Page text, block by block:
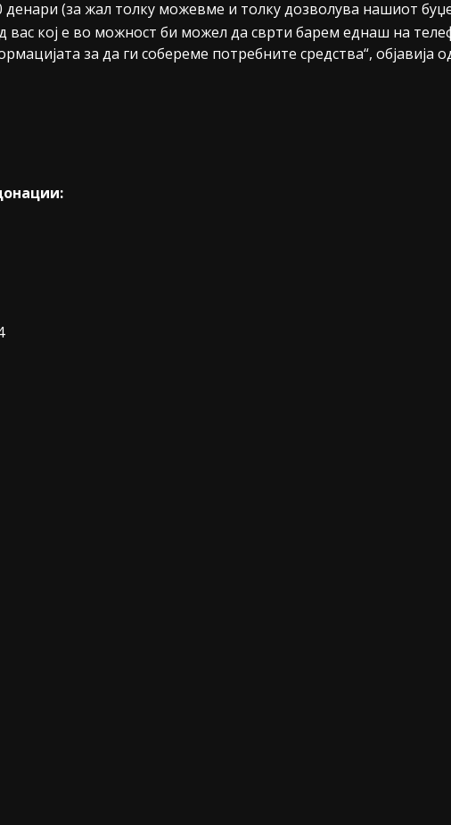
(за жал толку можевме и толку дозволува нашиот
вас кој е во можност би можел да сврти барем еднаш на
за да ги собереме потребните средства“, објавија